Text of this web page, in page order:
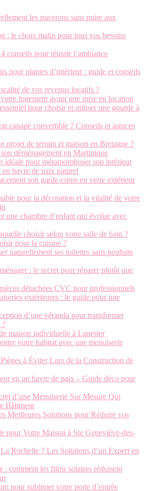
les pucerons sans nuire aux
: le choix malin pour tous vos besoins
conseils pour réussir l’ambiance
pour plantes d’intérieur : guide et conseils
de vos revenus locatifs ?
logement avant une mise en location
pour choisir et utiliser une gourde à
canapé convertible ? Conseils et astuces
projet de terrain et maison en Bretagne ?
déménagement en Martinique
idéale pour métamorphoser son intérieur
havre de paix naturel
son garde-corps en verre extérieur
pour la décoration et la vitalité de votre
une chambre d’enfant qui évolue avec
choisir selon votre salle de bain ?
pour la cuisine ?
naturellement ses toilettes sans produits
: le secret pour réparer plutôt que
détachées CVC pour professionnels
extérieures : le guide pour une
d’une véranda pour transformer
?
maison individuelle à Lanester
votre habitat avec une menuiserie
à Éviter Lors de la Construction de
en un havre de paix – Guide déco pour
d’une Menuiserie Sur Mesure Qui
Bâtiment
Meilleures Solutions pour Réduire vos
pour Votre Maison à Ste Geneviève-des-
Rochelle ? Les Solutions d’un Expert en
comment les films solaires réduisent
pour sublimer votre porte d’entrée